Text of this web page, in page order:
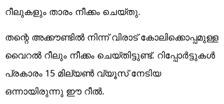
റീലുകളും താരം നീക്കം ചെയ്തു.
തന്റെ അക്കൗണ്ടിൽ നിന്ന് വിരാട് കോലിക്കൊപ്പമുള്ള
വൈറൽ റീലും നീക്കം ചെയ്തിട്ടുണ്ട്. റിപ്പോർട്ടുകൾ
പ്രകാരം 15 മില്യൺ വ്യൂസ് നേടിയ
ഒന്നായിരുന്നു ഈ റീൽ.